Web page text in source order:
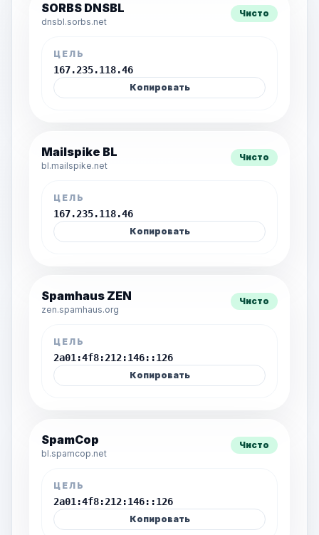
SORBS DNSBL
dnsbl.sorbs.net
Чисто
ЦЕЛЬ
167.235.118.46
Копировать
Mailspike BL
bl.mailspike.net
Чисто
ЦЕЛЬ
167.235.118.46
Копировать
Spamhaus ZEN
zen.spamhaus.org
Чисто
ЦЕЛЬ
2a01:4f8:212:146::126
Копировать
SpamCop
bl.spamcop.net
Чисто
ЦЕЛЬ
2a01:4f8:212:146::126
Копировать